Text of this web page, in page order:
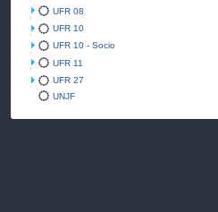
UFR 08
UFR 10
UFR 10 - Socio
UFR 11
UFR 27
UNJF